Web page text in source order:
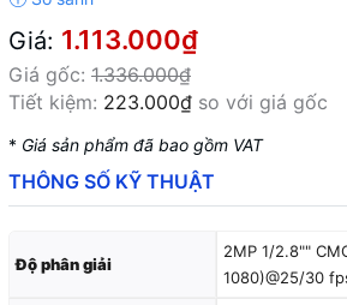
Giá: 1.113.000₫
Giá gốc: 1.336.000₫
Tiết kiệm: 223.000₫ so với giá gốc
* Giá sản phẩm đã bao gồm VAT
THÔNG SỐ KỸ THUẬT
Độ phân giải
2MP 1/2.8""
1080)@25/30